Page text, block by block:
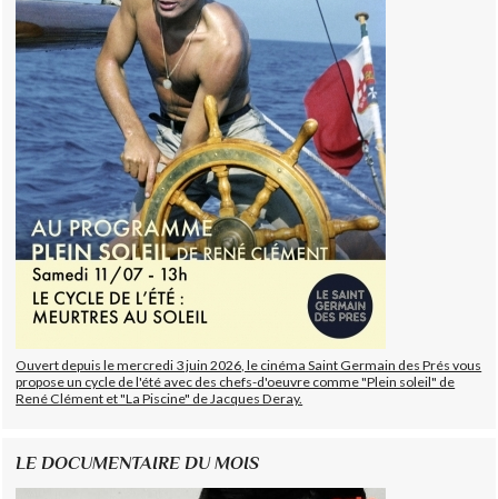
Ouvert depuis le mercredi 3 juin 2026, le cinéma Saint Germain des Prés vous
propose un cycle de l'été avec des chefs-d'oeuvre comme "Plein soleil" de
René Clément et "La Piscine" de Jacques Deray.
LE DOCUMENTAIRE DU MOIS